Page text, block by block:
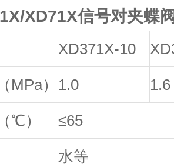
XD71X信号对夹蝶
XD371X-10
MPa） 1.0 1.6
℃） ≤65
水等